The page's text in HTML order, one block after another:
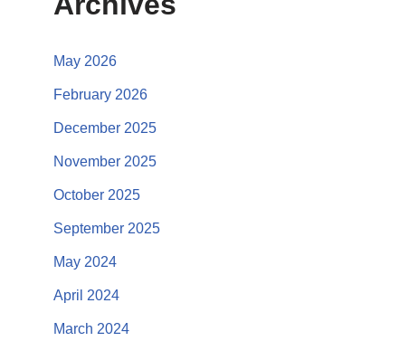
May 2026
February 2026
December 2025
November 2025
October 2025
September 2025
May 2024
April 2024
March 2024